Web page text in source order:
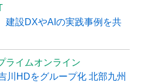
建設DXやAIの実践事例を共
ライムオンライン
川HDをグループ化 北部九州